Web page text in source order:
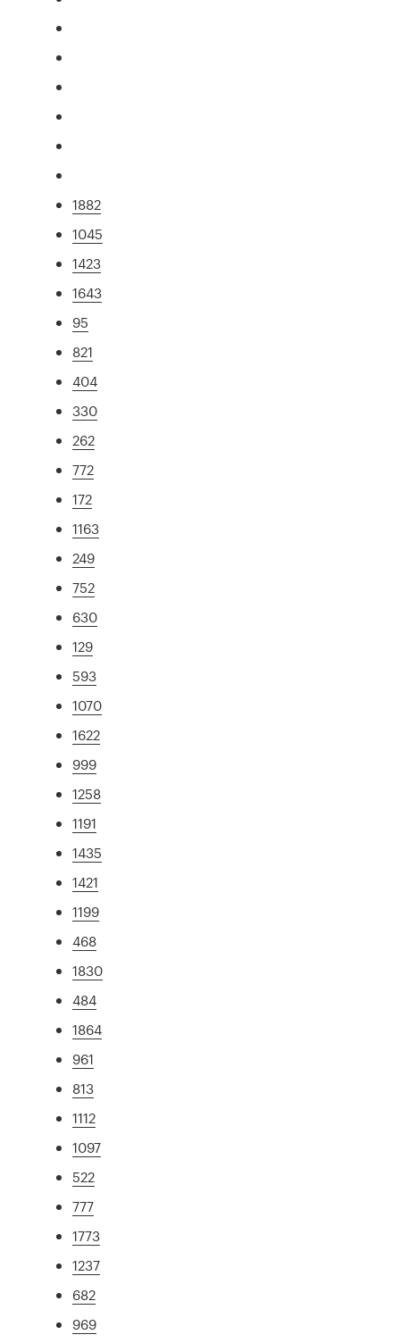
1882
1045
1423
1643
95
821
404
330
262
772
172
1163
249
752
630
129
593
1070
1622
999
1258
1191
1435
1421
1199
468
1830
484
1864
961
813
1112
1097
522
777
1773
1237
682
969